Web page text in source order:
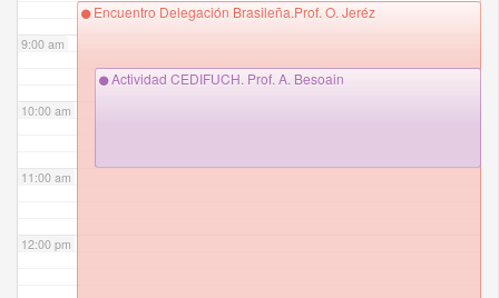
9:00 am
10:00 am
11:00 am
12:00 pm
Encuentro Delegación Brasileña.Prof. O. Jeréz
Actividad CEDIFUCH. Prof. A. Besoain